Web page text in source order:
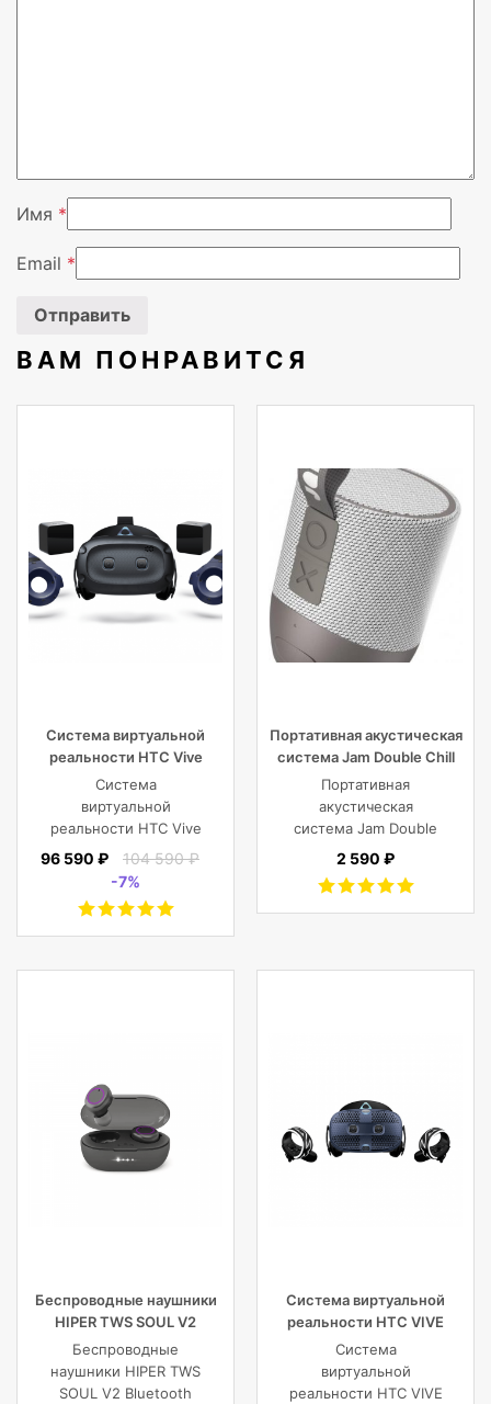
Тип продукта Портативная
Тип батареек Встроенная
Цифровой
Количесво драйверов 2
Разъем 3,5 мм Нет
Имя *
Email *
ВАМ ПОНРАВИТСЯ
Система виртуальной
реальности HTC Vive
Cosmos Elite
Система
виртуальной
реальности HTC Vive
Cosmos Elite
96 590 ₽
104 590 ₽
-7%
Портативная акустическая
система Jam Double Chill
Grey
Портативная
акустическая
система Jam Double
Chill Grey (серый)
2 590 ₽
Беспроводные наушники
HIPER TWS SOUL V2
Bluetooth 5.0 гарнитура Li-
Pol 2x43mAh+380mAh,
черный
Беспроводные
наушники HIPER TWS
SOUL V2 Bluetooth
Система виртуальной
реальности HTC VIVE
Cosmos
Система
виртуальной
реальности HTC VIVE